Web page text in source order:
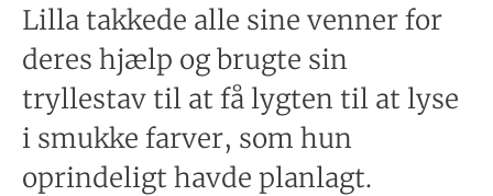
Lilla takkede alle sine venner for
deres hjælp og brugte sin
tryllestav til at få lygten til at lyse
i smukke farver, som hun
oprindeligt havde planlagt.